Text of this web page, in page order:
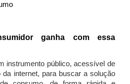
ganha com essa
instrumento público, acessível de
da internet, para buscar a solução